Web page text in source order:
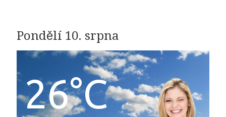
Pondělí 10. srpna
26°C